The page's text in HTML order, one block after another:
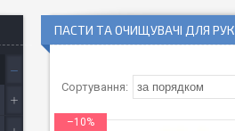
ПАСТИ ТА ОЧИЩУВАЧІ ДЛЯ РУК
–10%